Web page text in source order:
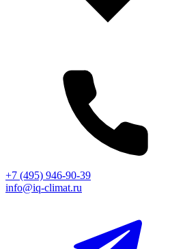
+7 (495) 946-90-39
info@iq-climat.ru